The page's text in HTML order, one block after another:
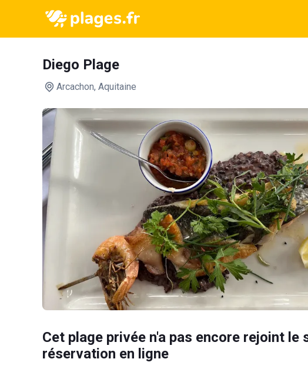
Diego Plage
Arcachon, Aquitaine
Cet plage privée n'a pas encore rejoint le
réservation en ligne